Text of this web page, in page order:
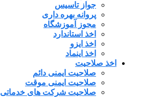
جواز تاسیس
پروانه بهره داری
مجوز آموزشگاه
اخذ استاندارد
اخذ ایزو
اخذ اینماد
اخذ صلاحیت
صلاحیت ایمنی دائم
صلاحیت ایمنی موقت
صلاحیت شرکت های خدماتی